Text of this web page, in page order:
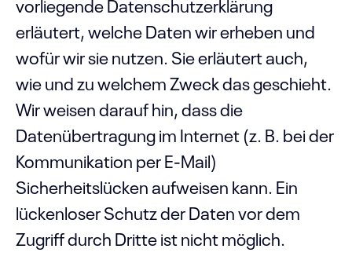
vorliegende Datenschutzerklärung
erläutert, welche Daten wir erheben und
wofür wir sie nutzen. Sie erläutert auch,
wie und zu welchem Zweck das geschieht.
Wir weisen darauf hin, dass die
Datenübertragung im Internet (z. B. bei der
Kommunikation per E-Mail)
Sicherheitslücken aufweisen kann. Ein
lückenloser Schutz der Daten vor dem
Zugriff durch Dritte ist nicht möglich.